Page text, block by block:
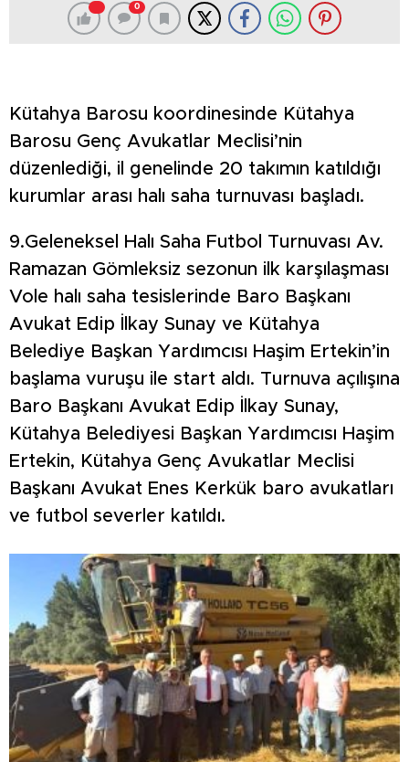
0
Kütahya Barosu koordinesinde Kütahya
Barosu Genç Avukatlar Meclisi’nin
düzenlediği, il genelinde 20 takımın katıldığı
kurumlar arası halı saha turnuvası başladı.
9.Geleneksel Halı Saha Futbol Turnuvası Av.
Ramazan Gömleksiz sezonun ilk karşılaşması
Vole halı saha tesislerinde Baro Başkanı
Avukat Edip İlkay Sunay ve Kütahya
Belediye Başkan Yardımcısı Haşim Ertekin’in
başlama vuruşu ile start aldı. Turnuva açılışına
Baro Başkanı Avukat Edip İlkay Sunay,
Kütahya Belediyesi Başkan Yardımcısı Haşim
Ertekin, Kütahya Genç Avukatlar Meclisi
Başkanı Avukat Enes Kerkük baro avukatları
ve futbol severler katıldı.